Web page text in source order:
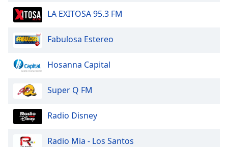
LA EXITOSA 95.3 FM
Fabulosa Estereo
Hosanna Capital
Super Q FM
Radio Disney
Radio Mia - Los Santos